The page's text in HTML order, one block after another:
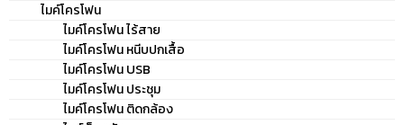
ไมค์โครโฟน
ไมค์โครโฟน ไร้สาย
ไมค์โครโฟน หนีบปกเสื้อ
ไมค์โครโฟน USB
ไมค์โครโฟน ประชุม
ไมค์โครโฟน ติดกล้อง